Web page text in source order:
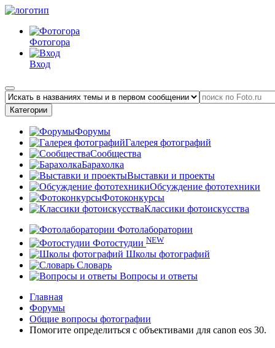
Фотогора
Вход
Категории
Форумы
Галерея фотографий
Сообщества
Барахолка
Выставки и проекты
Обсуждение фототехники
Фотоконкурсы
Классики фотоискусства
Фотолаборатории
Фотостудии NEW
Школы фотографий
Словарь
Вопросы и ответы
Главная
Форумы
Общие вопросы фотографии
Помогите определиться с объективами для canon eos 30.